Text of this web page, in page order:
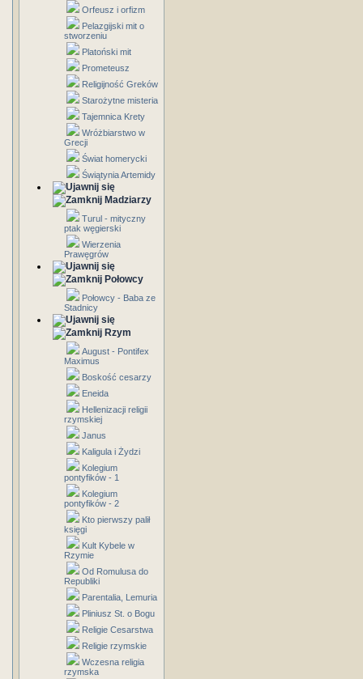
Orfeusz i orfizm
Pelazgijski mit o
stworzeniu
Platoński mit
Prometeusz
Religijność Greków
Starożytne misteria
Tajemnica Krety
Wróżbiarstwo w
Grecji
Świat homerycki
Świątynia Artemidy
Madziarzy
Turul - mityczny
ptak węgierski
Wierzenia
Prawęgrów
Połowcy
Połowcy - Baba ze
Stadnicy
Rzym
August - Pontifex
Maximus
Boskość cesarzy
Eneida
Hellenizacji religii
rzymskiej
Janus
Kaligula i Żydzi
Kolegium
pontyfików - 1
Kolegium
pontyfików - 2
Kto pierwszy palił
księgi
Kult Kybele w
Rzymie
Od Romulusa do
Republiki
Parentalia, Lemuria
Pliniusz St. o Bogu
Religie Cesarstwa
Religie rzymskie
Wczesna religia
rzymska